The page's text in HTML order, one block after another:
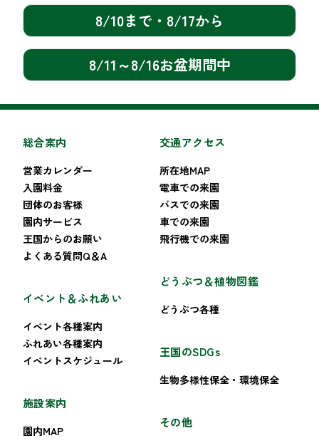
8/10まで・8/17から
8/11～8/16お盆期間中
総合案内
営業カレンダー
入園料金
団体のお客様
園内サービス
王国からのお願い
よくある質問Q＆A
イベント＆ふれあい
イベント各種案内
ふれあい各種案内
イベントスケジュール
施設案内
園内MAP
交通アクセス
所在地MAP
電車での来園
バスでの来園
車での来園
飛行機での来園
どうぶつ＆植物図鑑
どうぶつ各種
王国のSDGs
生物多様性保全・環境保全
その他